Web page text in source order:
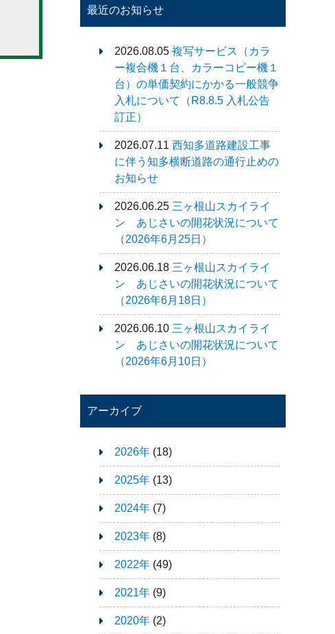
最近のお知らせ
2026.08.05 複写サービス（カラ
ー複合機１台、カラーコピー機１
台）の単価契約にかかる一般競争
入札について（R8.8.5 入札公告
訂正）
2026.07.11 西知多道路建設工事
に伴う知多横断道路の通行止めの
お知らせ
2026.06.25 三ヶ根山スカイライ
ン あじさいの開花状況について
（2026年6月25日）
2026.06.18 三ヶ根山スカイライ
ン あじさいの開花状況について
（2026年6月18日）
2026.06.10 三ヶ根山スカイライ
ン あじさいの開花状況について
（2026年6月10日）
アーカイブ
2026年 (18)
2025年 (13)
2024年 (7)
2023年 (8)
2022年 (49)
2021年 (9)
2020年 (2)